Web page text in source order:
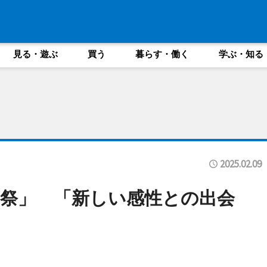
見る・遊ぶ 買う 暮らす・働く 学ぶ・知る
2025.02.09
」 「新しい感性との出会